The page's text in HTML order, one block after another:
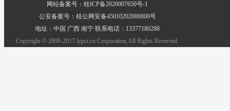
网站备案号：桂ICP备2020007650号-1
公安备案号：桂公网安备45010202000800号
地址：中国 广西 南宁 联系电话：13377180288
Copyright © 2009-2017 lypci.cn Corporation,All Rights Reserved.